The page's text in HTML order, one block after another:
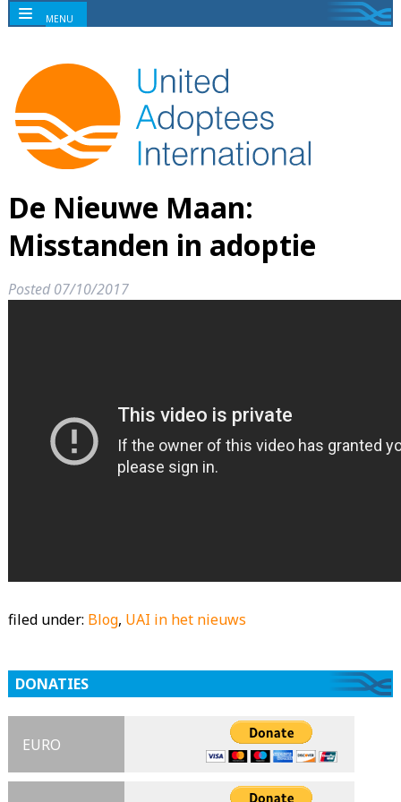
De Nieuwe Maan:
Misstanden in adoptie
Posted07/10/2017
filed under: Blog, UAI in het nieuws
DONATIES
EURO
MENU